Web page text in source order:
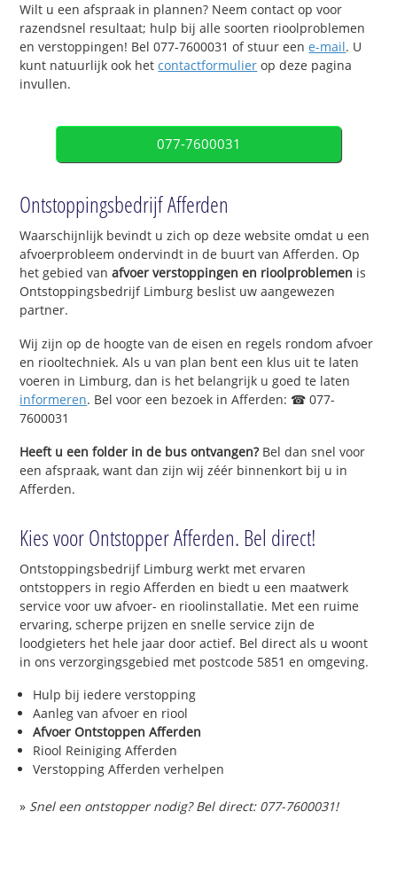
Wilt u een afspraak in plannen? Neem contact op voor
razendsnel resultaat; hulp bij alle soorten rioolproblemen
en verstoppingen! Bel 077-7600031 of stuur eene-mail. U
kunt natuurlijk ook hetcontactformulier op deze pagina
invullen.
077-7600031
Ontstoppingsbedrijf Afferden
Waarschijnlijk bevindt u zich op deze website omdat u een
afvoerprobleem ondervindt in de buurt van Afferden. Op
het gebied vanafvoer verstoppingen en rioolproblemen is
Ontstoppingsbedrijf Limburg beslist uw aangewezen
partner.
Wij zijn op de hoogte van de eisen en regels rondom afvoer
en riooltechniek. Als u van plan bent een klus uit te laten
voeren in Limburg, dan is het belangrijk u goed te laten
informeren. Bel voor een bezoek in Afferden: ☎ 077-
7600031
Heeft u een folder in de bus ontvangen?Bel dan snel voor
een afspraak, want dan zijn wij zéér binnenkort bij u in
Afferden.
Kies voor Ontstopper Afferden. Bel direct!
Ontstoppingsbedrijf Limburg werkt met ervaren
ontstoppers in regio Afferden en biedt u een maatwerk
service voor uw afvoer- en rioolinstallatie. Met een ruime
ervaring, scherpe prijzen en snelle service zijn de
loodgieters het hele jaar door actief. Bel direct als u woont
in ons verzorgingsgebied met postcode 5851 en omgeving.
Hulp bij iedere verstopping
Aanleg van afvoer en riool
Afvoer Ontstoppen Afferden
Riool Reiniging Afferden
Verstopping Afferden verhelpen
» Snel een ontstopper nodig? Bel direct: 077-7600031!